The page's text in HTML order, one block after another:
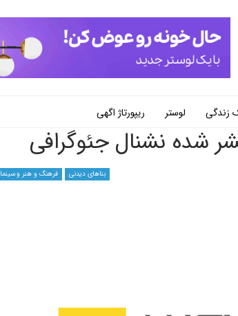
زندگی لوستر ریپورتاژ اگهی
شده نشنال جئوگرافی
بناهای دیدنی فرهنگ و هنر و سینما